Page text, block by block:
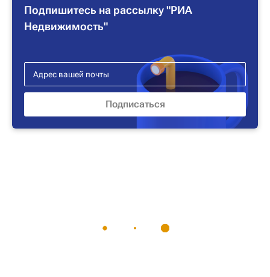
Подпишитесь на рассылку "РИА
Недвижимость"